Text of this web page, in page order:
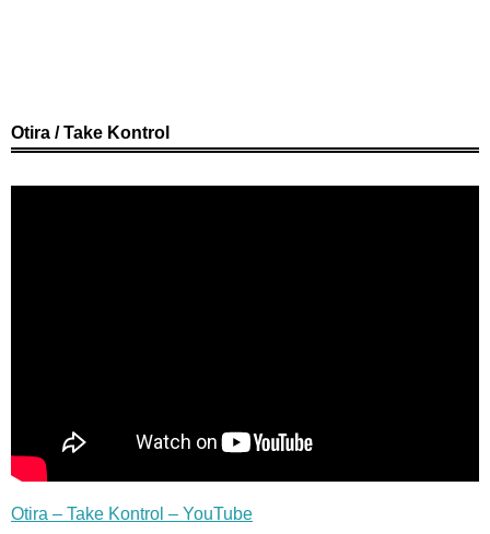
Otira / Take Kontrol
Otira – Take Kontrol – YouTube